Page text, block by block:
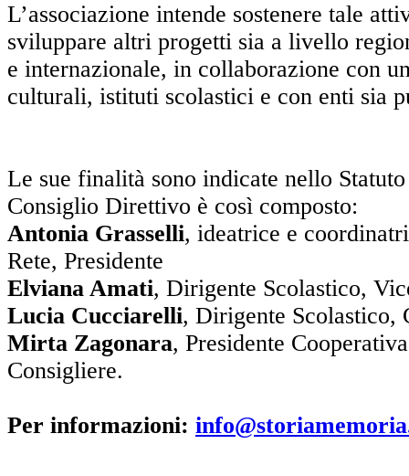
L’associazione intende sostenere tale
sviluppare altri progetti sia a livello
e internazionale, in collaborazione con
culturali, istituti scolastici e con enti sia
Le sue finalità sono indicate nello
Consiglio Direttivo è così composto:
Antonia Grasselli, ideatrice e
Rete, Presidente
Elviana Amati, Dirigente Scolastico,
Lucia Cucciarelli, Dirigente Scolastico,
Mirta Zagonara, Presidente
Consigliere.
Per informazioni: